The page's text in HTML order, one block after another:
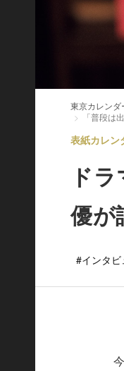
東京カレンダ
「普段は
表紙カレン
ド
優が
#インタビ